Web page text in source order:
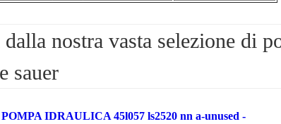
nostra vasta selezione di
sauer
IDRAULICA 45l057 ls2520 nn a-unused -